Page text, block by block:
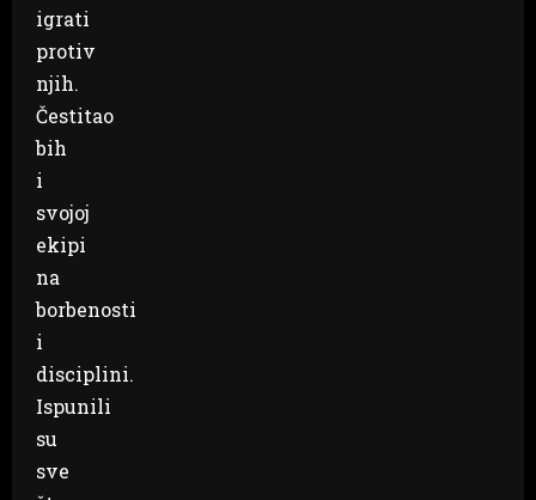
igrati
protiv
njih.
Čestitao
bih
i
svojoj
ekipi
na
borbenosti
i
disciplini.
Ispunili
su
sve